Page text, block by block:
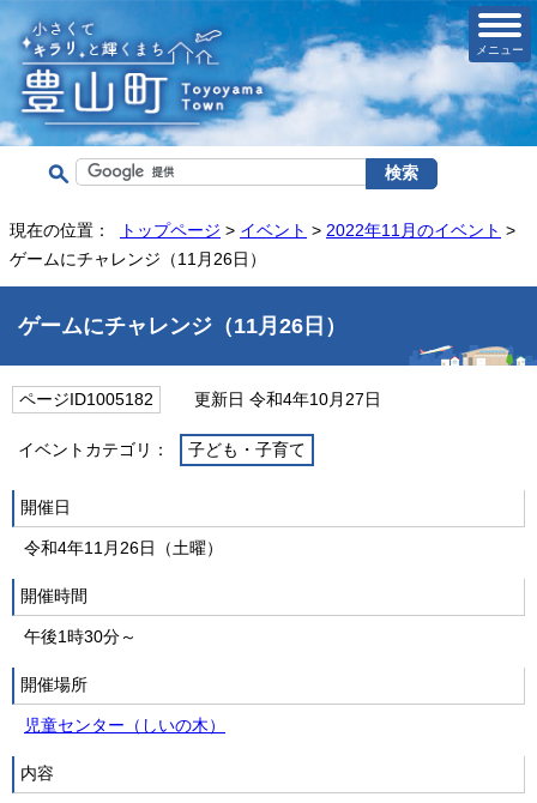
メニュー
現在の位置： トップページ > イベント > 2022年11月のイベント >
ゲームにチャレンジ（11月26日）
ゲームにチャレンジ（11月26日）
ページID1005182 更新日 令和4年10月27日
イベントカテゴリ： 子ども・子育て
開催日
令和4年11月26日（土曜）
開催時間
午後1時30分～
開催場所
児童センター（しいの木）
内容